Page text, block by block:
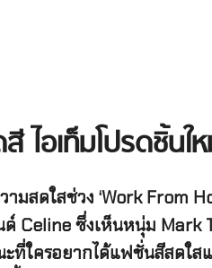
ไอเท็มโปรดชิ้น
ามสดใสช่วง ‘Work From
Celine ซึ่งเห็นหนุ่ม Mark
ที่ใครอยากได้แฟชั่นสีสดใสแ